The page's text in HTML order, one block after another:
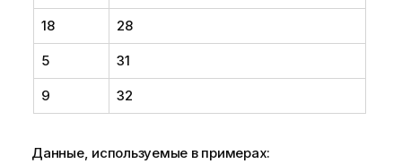
д
к
18 28
5 31
9 32
Данные, используемые в примерах: